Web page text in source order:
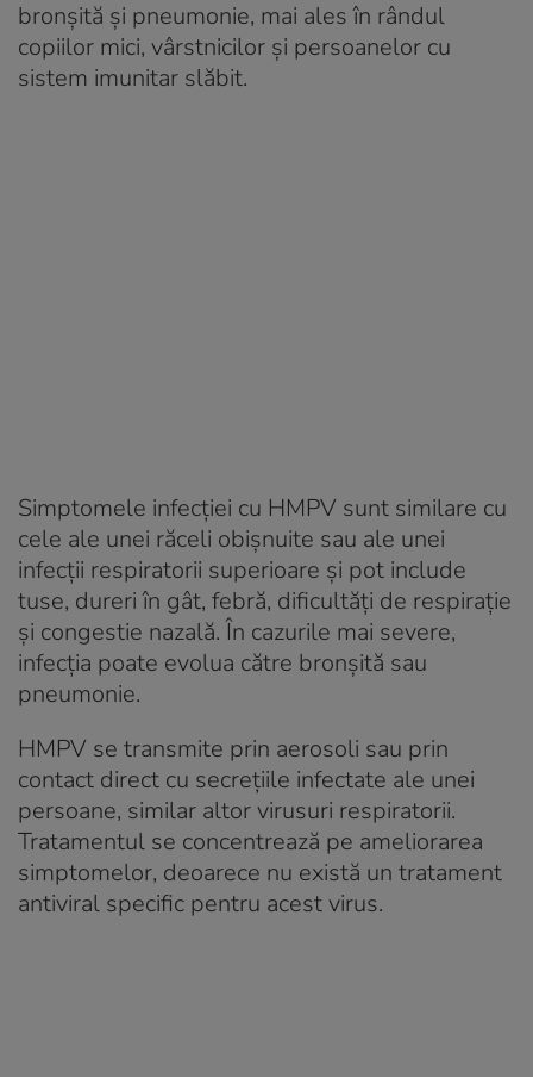
bronșită și pneumonie, mai ales în rândul
copiilor mici, vârstnicilor și persoanelor cu
sistem imunitar slăbit.
Simptomele infecției cu HMPV sunt similare cu
cele ale unei răceli obișnuite sau ale unei
infecții respiratorii superioare și pot include
tuse, dureri în gât, febră, dificultăți de respirație
și congestie nazală. În cazurile mai severe,
infecția poate evolua către bronșită sau
pneumonie.
HMPV se transmite prin aerosoli sau prin
contact direct cu secrețiile infectate ale unei
persoane, similar altor virusuri respiratorii.
Tratamentul se concentrează pe ameliorarea
simptomelor, deoarece nu există un tratament
antiviral specific pentru acest virus.